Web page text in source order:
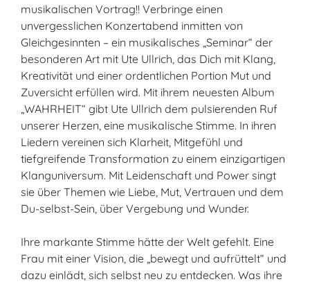
musikalischen Vortrag!! Verbringe einen
unvergesslichen Konzertabend inmitten von
Gleichgesinnten – ein musikalisches „Seminar“ der
besonderen Art mit Ute Ullrich, das Dich mit Klang,
Kreativität und einer ordentlichen Portion Mut und
Zuversicht erfüllen wird. Mit ihrem neuesten Album
„WAHRHEIT“ gibt Ute Ullrich dem pulsierenden Ruf
unserer Herzen, eine musikalische Stimme. In ihren
Liedern vereinen sich Klarheit, Mitgefühl und
tiefgreifende Transformation zu einem einzigartigen
Klanguniversum. Mit Leidenschaft und Power singt
sie über Themen wie Liebe, Mut, Vertrauen und dem
Du-selbst-Sein, über Vergebung und Wunder.
Ihre markante Stimme hätte der Welt gefehlt. Eine
Frau mit einer Vision, die „bewegt und aufrüttelt“ und
dazu einlädt, sich selbst neu zu entdecken. Was ihre